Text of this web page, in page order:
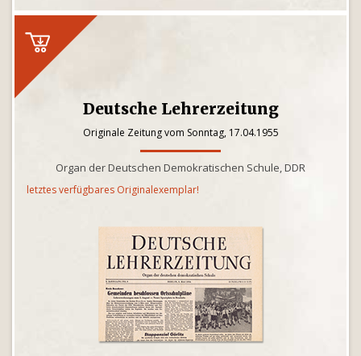
Deutsche Lehrerzeitung
Originale Zeitung vom Sonntag, 17.04.1955
Organ der Deutschen Demokratischen Schule, DDR
letztes verfügbares Originalexemplar!